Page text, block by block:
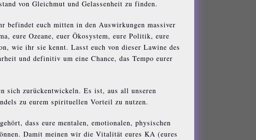
von Gleichmut und Gelassenheit zu finden.
befindet euch mitten in den Auswirkungen massiver
eure Ozeane, euer Ökosystem, eure Politik, eure
wie ihr sie kennt. Lasst euch von dieser Lawine des
und definitiv um eine Chance, das Tempo eurer
sich zurückentwickeln. Es ist, aus all unseren
zu eurem spirituellen Vorteil zu nutzen.
dass eure mentalen, emotionalen, physischen
Damit meinen wir die Vitalität eures KA (eures